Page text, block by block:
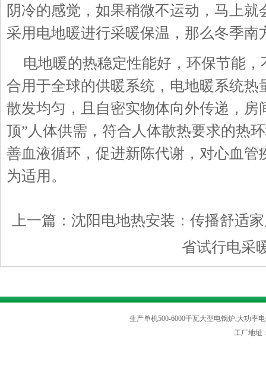
阴冷的感觉，如果稍微不运动，马上
采用电地暖进行采暖保温，那么冬季
电地暖的热稳定性能好，环保节能
合用于全球的供暖系统，电地暖系统
散发均匀，且自密实物体向外传递，房
顶”人体供需，符合人体散热要求的热
善血液循环，促进新陈代谢，对心血
为适用。
上一篇： 沈阳电地热安装：传播舒适
省试行电采
生产单机500-6000千瓦大型电锅炉,大功率
工厂地址